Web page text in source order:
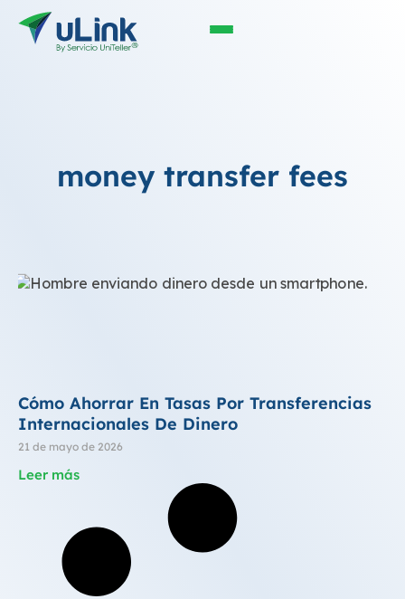
money transfer fees
Cómo Ahorrar En Tasas Por Transferencias
Internacionales De Dinero
21 de mayo de 2026
Leer más